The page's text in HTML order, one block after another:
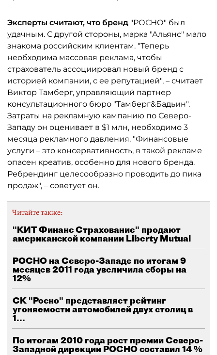
Эксперты считают, что бренд "РОСНО" был
удачным. С другой стороны, марка "Альянс" мало
знакома российским клиентам. "Теперь
необходима массовая реклама, чтобы
страхователь ассоциировал новый бренд с
историей компании, с ее репутацией", – считает
Виктор Тамберг, управляющий партнер
консультационного бюро "Тамберг&Бадьин".
Затраты на рекламную кампанию по Северо-
Западу он оценивает в $1 млн, необходимо 3
месяца рекламного давления. "Финансовые
услуги – это консервативность, в такой рекламе
опасен креатив, особенно для нового бренда.
Ребрендинг целесообразно проводить до пика
продаж", – советует он.
Читайте также:
"КИТ Финанс Страхование" продают
американской компании Liberty Mutual
РОСНО на Северо-Западе по итогам 9
месяцев 2011 года увеличила сборы на
12%
СК "Росно" представляет рейтинг
угоняемости автомобилей двух столиц в
1...
По итогам 2010 года рост премии Северо-
Западной дирекции РОСНО составил 14 %